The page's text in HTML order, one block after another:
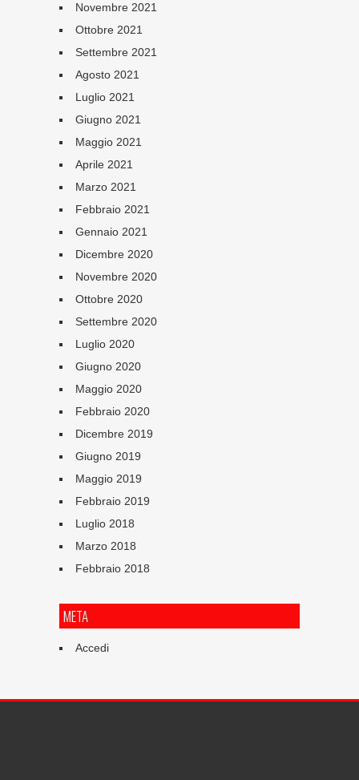
Novembre 2021
Ottobre 2021
Settembre 2021
Agosto 2021
Luglio 2021
Giugno 2021
Maggio 2021
Aprile 2021
Marzo 2021
Febbraio 2021
Gennaio 2021
Dicembre 2020
Novembre 2020
Ottobre 2020
Settembre 2020
Luglio 2020
Giugno 2020
Maggio 2020
Febbraio 2020
Dicembre 2019
Giugno 2019
Maggio 2019
Febbraio 2019
Luglio 2018
Marzo 2018
Febbraio 2018
META
Accedi